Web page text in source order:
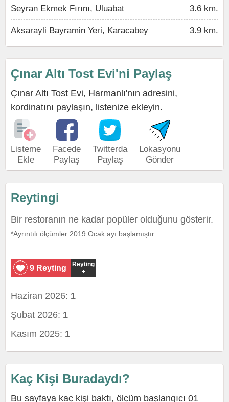
Seyran Ekmek Fırını, Uluabat 3.6 km.
Aksarayli Bayramin Yeri, Karacabey 3.9 km.
Çınar Altı Tost Evi'ni Paylaş
Çınar Altı Tost Evi, Harmanlı'nın adresini,
kordinatını paylaşın, listenize ekleyin.
Listeme
Ekle
Facede
Paylaş
Twitterda
Paylaş
Lokasyonu
Gönder
Reytingi
Bir restoranın ne kadar popüler olduğunu gösterir.
*Ayrıntılı ölçümler 2019 Ocak ayı başlamıştır.
9 Reyting
Reyting
+
Haziran 2026: 1
Şubat 2026: 1
Kasım 2025: 1
Kaç Kişi Buradaydı?
Bu sayfaya kaç kişi baktı, ölçüm başlangıcı 01